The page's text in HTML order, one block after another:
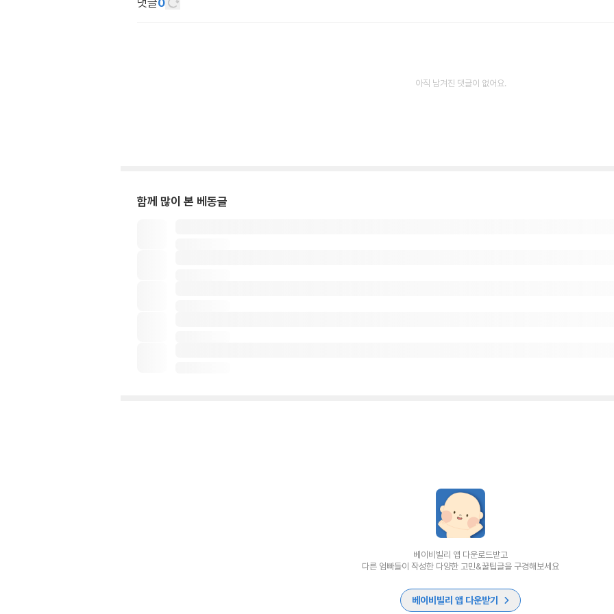
댓글0
아직 남겨진 댓글이 없어요.
함께 많이 본 베동글
베이비빌리 앱 다운로드받고
다른 엄빠들이 작성한 다양한 고민&꿀팁글을 구경해보세요
베이비빌리 앱 다운받기